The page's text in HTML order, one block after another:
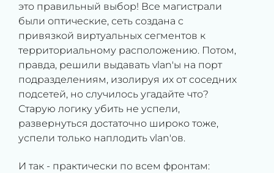
это правильный выбор! Все магистрали
были оптические, сеть создана с
привязкой виртуальных сегментов к
территориальному расположению. Потом,
правда, решили выдавать vlan'ы на порт
подразделениям, изолируя их от соседних
подсетей, но случилось угадайте что?
Старую логику убить не успели,
развернуться достаточно широко тоже,
успели только наплодить vlan'ов.
И так - практически по всем фронтам: